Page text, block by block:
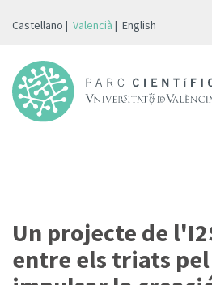
Castellano Valencià English
Un projecte de
entre els triats pel